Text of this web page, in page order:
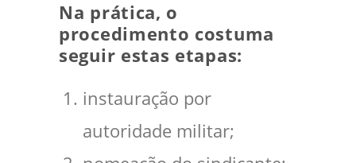
Na prática, o
procedimento costuma
seguir estas etapas:
instauração por
autoridade militar;